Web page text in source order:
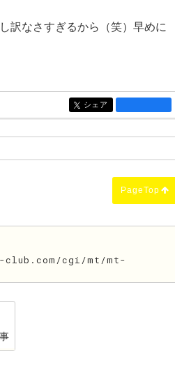
訳なさすぎるから（笑）早めに
entry1452
シェア
PageTop
club.com/cgi/mt/mt-